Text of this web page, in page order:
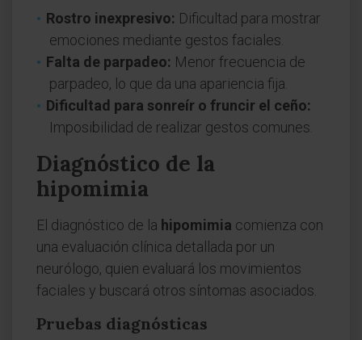
Rostro inexpresivo: Dificultad para mostrar
emociones mediante gestos faciales.
Falta de parpadeo: Menor frecuencia de
parpadeo, lo que da una apariencia fija.
Dificultad para sonreír o fruncir el ceño:
Imposibilidad de realizar gestos comunes.
Diagnóstico de la
hipomimia
El diagnóstico de la hipomimia comienza con
una evaluación clínica detallada por un
neurólogo, quien evaluará los movimientos
faciales y buscará otros síntomas asociados.
Pruebas diagnósticas